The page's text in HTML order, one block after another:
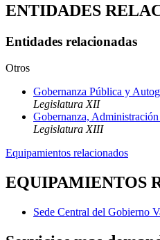
ENTIDADES
Entidades relacionadas
Otros
Gobernanza Pública y
Legislatura XII
Gobernanza,
Legislatura XIII
Equipamientos relacionados
EQUIPAMIENTOS
Sede Central del Gobierno